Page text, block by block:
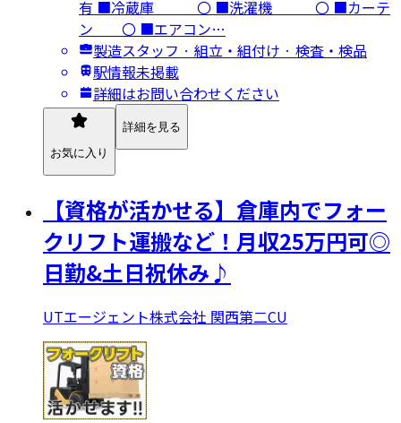
有 ■冷蔵庫 〇 ■洗濯機 〇 ■カーテ
ン 〇 ■エアコン…
製造スタッフ · 組立・組付け · 検査・検品
駅情報未掲載
詳細はお問い合わせください
お気に入り
詳細を見る
【資格が活かせる】倉庫内でフォー
クリフト運搬など！月収25万円可◎
日勤&土日祝休み♪
UTエージェント株式会社 関西第二CU